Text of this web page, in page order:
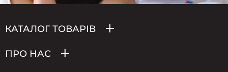
КАТАЛОГ ТОВАРІВ
ПРО НАС